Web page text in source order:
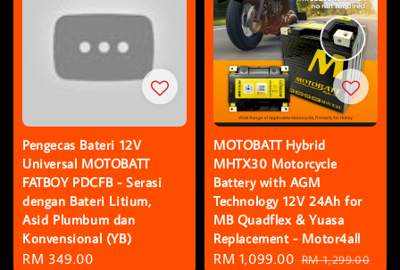
Pengecas Bateri 12V
Universal MOTOBATT
FATBOY PDCFB - Serasi
dengan Bateri Litium,
Asid Plumbum dan
Konvensional (YB)
Regular
RM 349.00
MOTOBATT Hybrid
MHTX30 Motorcycle
Battery with AGM
Technology 12V 24Ah for
MB Quadflex & Yuasa
Replacement - Motor4all
Sale
RM 1,099.00 Regular
RM 1,299.00